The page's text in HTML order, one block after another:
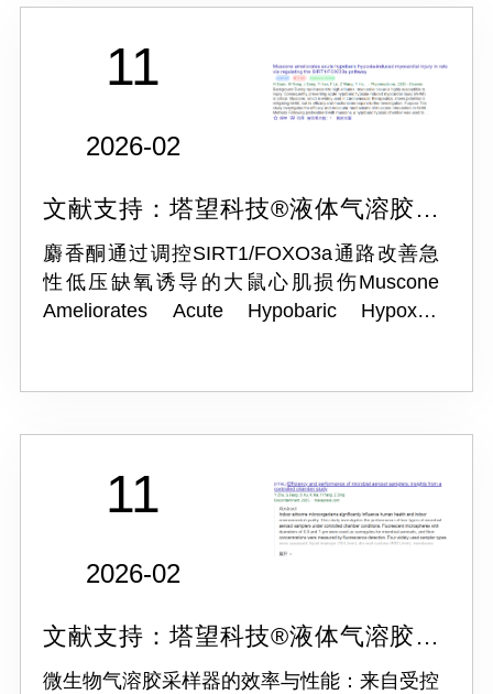
11
2026-02
文献支持：塔望科技®液体气溶胶发
生器NSF-6A
麝香酮通过调控SIRT1/FOXO3a通路改善急
性低压缺氧诱导的大鼠心肌损伤Muscone
Ameliorates Acute Hypobaric Hypoxia-
11
2026-02
文献支持：塔望科技®液体气溶胶发
生器NSF-6A
微生物气溶胶采样器的效率与性能：来自受控